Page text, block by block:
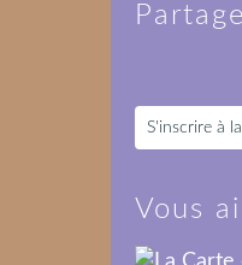
S'inscrire à
Vous